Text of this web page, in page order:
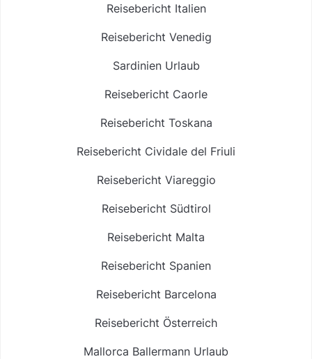
Reisebericht Italien
Reisebericht Venedig
Sardinien Urlaub
Reisebericht Caorle
Reisebericht Toskana
Reisebericht Cividale del Friuli
Reisebericht Viareggio
Reisebericht Südtirol
Reisebericht Malta
Reisebericht Spanien
Reisebericht Barcelona
Reisebericht Österreich
Mallorca Ballermann Urlaub